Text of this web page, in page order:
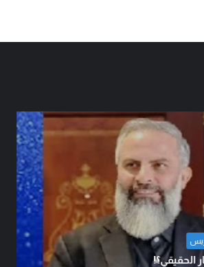
المهندس مهدي حسين الزبيدي
اتفاق الدفاع المشترك… قراءة في
القوى.